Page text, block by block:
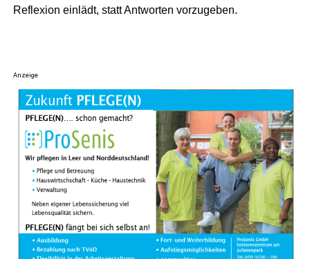
Refle­xi­on ein­lädt, statt Ant­wor­ten vorzugeben.
Anzeige